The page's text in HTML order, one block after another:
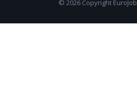
© 2026 Copyright